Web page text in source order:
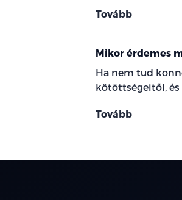
Tovább
Mikor érdemes
Ha nem tud
kötöttségeitől,
Tovább